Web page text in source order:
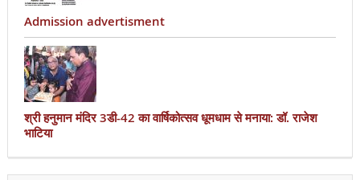
Admission advertisment
श्री हनुमान मंदिर 3डी-42 का वार्षिकोत्सव धूमधाम से मनाया: डॉ. राजेश
भाटिया